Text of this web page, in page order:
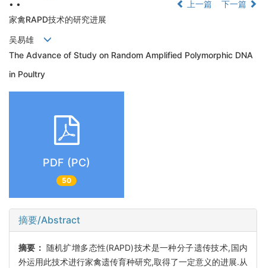
• •
上一篇
下一篇
家禽RAPD技术的研究进展
吴易雄
The Advance of Study on Random Amplified Polymorphic DNA
in Poultry
PDF (PC)
50
摘要/Abstract
摘要： 随机扩增多态性(RAPD)技术是一种分子遗传技术,国内
外运用此技术进行家禽遗传育种研究,取得了一定意义的进展.从